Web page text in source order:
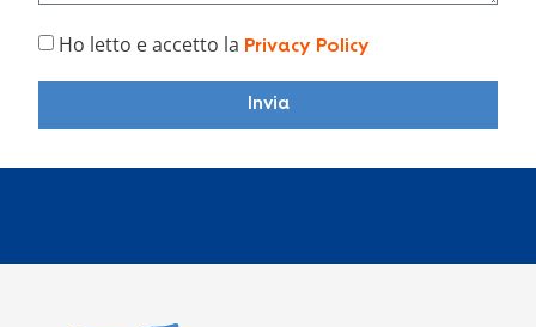
Ho letto e accetto la Privacy Policy
Invia